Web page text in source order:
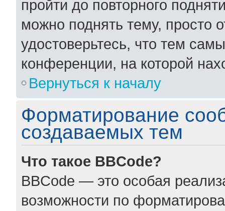
пройти до повторного
можно поднять тему, просто
удостоверьтесь, что тем
конференции, на которой
Вернуться к началу
Форматирование
создаваемых тем
Что такое BBCode?
BBCode — это особая
возможности по